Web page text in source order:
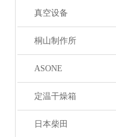
真空设备
桐山制作所
ASONE
定温干燥箱
日本柴田